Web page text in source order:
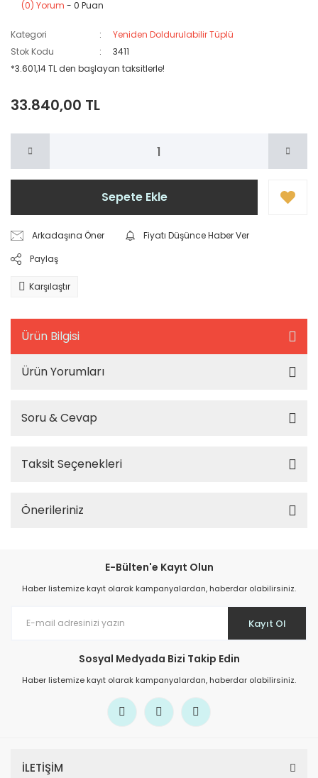
(0) Yorum - 0 Puan
Kategori
Yeniden Doldurulabilir Tüplü
Stok Kodu
3411
*3.601,14 TL den başlayan taksitlerle!
33.840,00 TL
Sepete Ekle
Arkadaşına Öner
Fiyatı Düşünce Haber Ver
Paylaş
Karşılaştır
Ürün Bilgisi
Ürün Yorumları
Soru & Cevap
Taksit Seçenekleri
Önerileriniz
E-Bülten'e Kayıt Olun
Haber listemize kayıt olarak kampanyalardan, haberdar olabilirsiniz.
Kayıt Ol
Sosyal Medyada Bizi Takip Edin
Haber listemize kayıt olarak kampanyalardan, haberdar olabilirsiniz.
İLETİŞİM